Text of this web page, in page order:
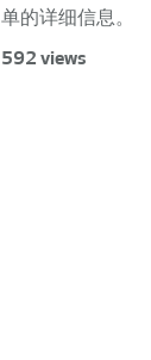
单的详细信息。
592 views